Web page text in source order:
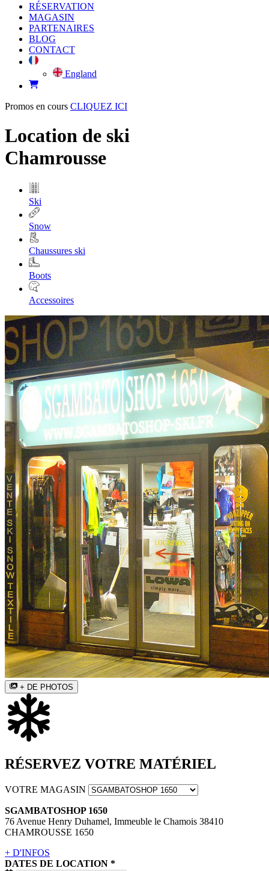
RÉSERVATION
MAGASIN
PARTENAIRES
BLOG
CONTACT
England
Promos en cours CLIQUEZ ICI
Location de ski
Chamrousse
Ski
Snow
Chaussures ski
Boots
Accessoires
+ DE PHOTOS
RÉSERVEZ VOTRE MATÉRIEL
VOTRE MAGASIN
SGAMBATOSHOP 1650
76 Avenue Henry Duhamel, Immeuble le Chamois 38410
CHAMROUSSE 1650
+ D'INFOS
DATES DE LOCATION *